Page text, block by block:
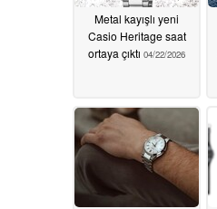
Metal kayışlı yeni
Casio Heritage saat
ortaya çıktı 04/22/2026